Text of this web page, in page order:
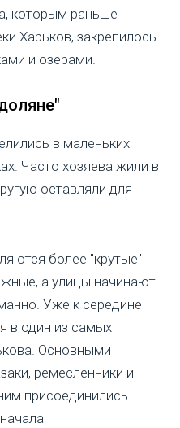
которым раньше
Харьков, закрепилось
и озерами.
в маленьких
Часто хозяева жили в
оставляли для
более "крутые"
а улицы начинают
Уже к середине
в один из самых
Основными
ремесленники и
присоединились